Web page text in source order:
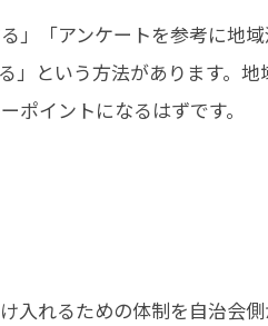
」「アンケートを参考に地
」という方法があります。
ポイントになるはずです。
入れるための体制を自治会